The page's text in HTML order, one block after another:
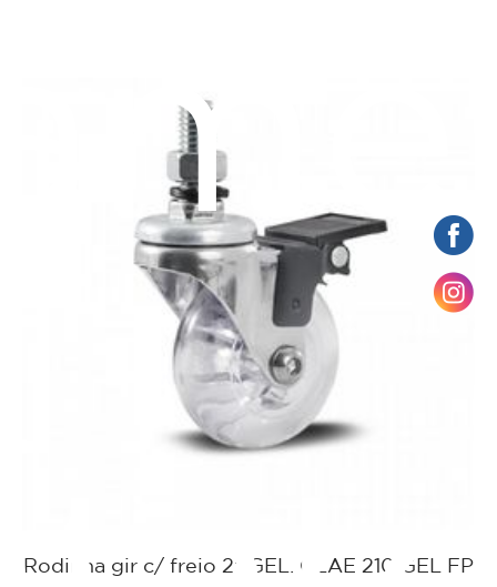
Rodinha gir c/ freio 2" GEL. GLAE 210 GEL FP